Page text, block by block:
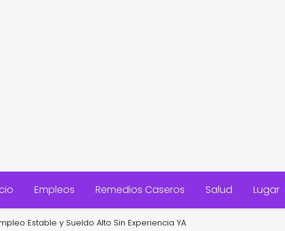
Empleos Remedios Caseros Salud Lugar
Estable y Sueldo Alto Sin Experiencia YA